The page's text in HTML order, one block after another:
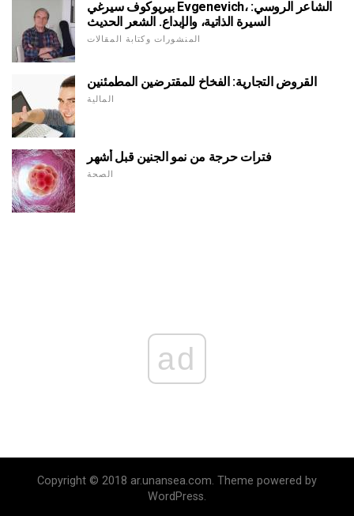
بيريوكوف سيرغي Evgenevich، الشاعر الروسي:
السيرة الذاتية، والإبداع. الشعر الحديث
المنشورات وكتابة المقالات
القروض التجارية: الفخاخ للمقترضين المطمئنين
المالية
فترات حرجة من نمو الجنين قبل أشهر
الصحة
ad
Copyright © 2018 ar.unansea.com. Theme powered by
WordPress.